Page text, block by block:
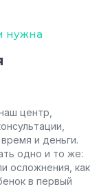
нужна
центр,
и деньги.
одно и то же:
осложнения, как
в первый